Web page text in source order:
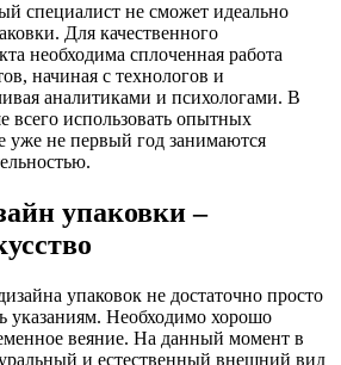
специалист не сможет идеально
Для качественного
необходима сплоченная работа
начиная с технологов и
аналитиками и психологами. В
всего использовать опытных
уже не первый год занимаются
упаковки –
упаковок не достаточно просто
указаниям. Необходимо хорошо
веяние. На данный момент в
и естественный внешний вид